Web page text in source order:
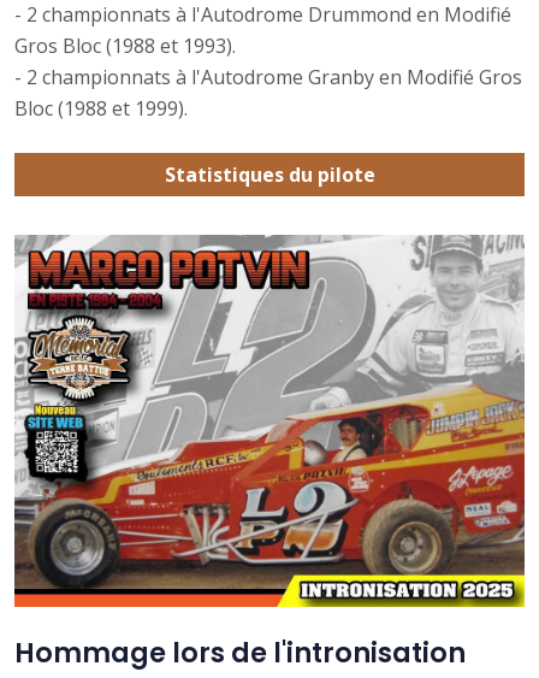
- 2 championnats à l'Autodrome Drummond en Modifié
Gros Bloc (1988 et 1993).
- 2 championnats à l'Autodrome Granby en Modifié Gros
Bloc (1988 et 1999).
Statistiques du pilote
Hommage lors de l'intronisation